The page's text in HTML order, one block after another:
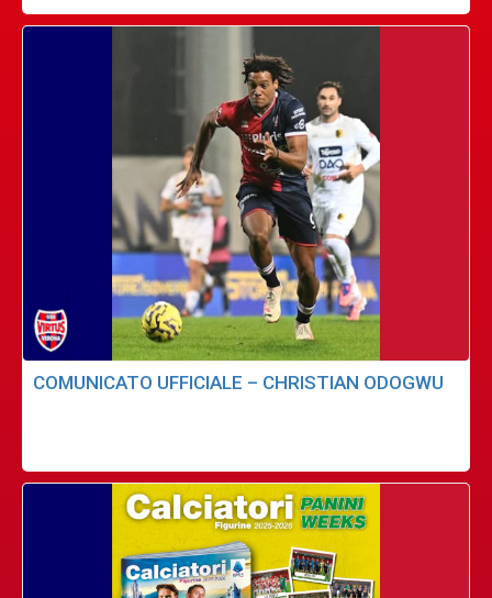
COMUNICATO UFFICIALE – CHRISTIAN ODOGWU